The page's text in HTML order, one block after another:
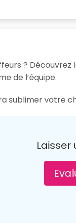
? Découvrez
de l’équipe.
sublimer votre
Laisser